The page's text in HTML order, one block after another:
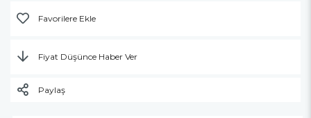
Favorilere Ekle
Fiyat Düşünce Haber Ver
Paylaş